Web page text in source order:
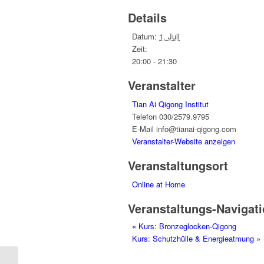
Details
Datum: 1. Juli
Zeit:
20:00 - 21:30
Veranstalter
Tian Ai Qigong Institut
Telefon 030/2579.9795
E-Mail info@tianai-qigong.com
Veranstalter-Website anzeigen
Veranstaltungsort
Online at Home
Veranstaltungs-
« Kurs: Bronzeglocken-Qigong
Kurs: Schutzhülle & Energieatmung »